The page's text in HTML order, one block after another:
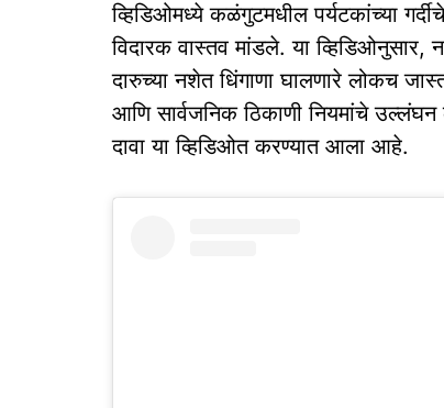
व्हिडिओमध्ये कळंगुटमधील पर्यटकांच्या
विदारक वास्तव मांडले. या व्हिडिओनुसार,
दारुच्या नशेत धिंगाणा घालणारे लोकच
आणि सार्वजनिक ठिकाणी नियमांचे उल्लंघन
दावा या व्हिडिओत करण्यात आला आहे.